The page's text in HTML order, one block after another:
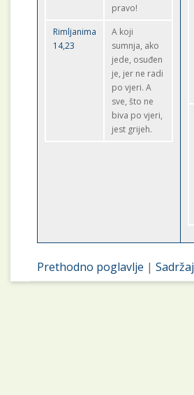
pravo!
Rimljanima
14,23
A koji
sumnja, ako
jede, osuđen
je, jer ne radi
po vjeri. A
sve, što ne
biva po vjeri,
jest grijeh.
Prethodno poglavlje |Sadržaj